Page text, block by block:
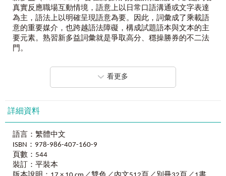
隨單字重要性補充多益必考的慣用片語，背單字、同時學會
最實用的片語用法！
單字頻率──
收集各大英語測驗歷年考題、以電腦計算出題機率，再以星
英語教學經驗豐富的臺籍老師，聯手專業的外籍老師，打造
牛津大師路易斯老師指導帶領、國內語言書編輯數量最多，
最專業的編輯團隊。
最優質──
作者攜手編輯團隊結合彼此豐富的教學與教材編寫經驗，挑
第二類 專有名詞
公司員工及部門
公司業務、財務專有名詞
各式組織名稱及相關詞
電腦相關專有名詞
單位
連接用法片語
新多益常考片語
相同意思片語
真實反應職場互動情境，語意上以日常口語溝通或文字表達
為主，語法上以明確呈現語意為要。因此，詞彙成了乘載語
意的重要媒介，也跨越語法障礙，構成試題語本與文本的主
要元素。熟習新多益詞彙就是爭取高分、穩操勝券的不二法
門。
然而，要如何尋得這扇通往英語高峰的法門呢？以下是
（一）不論英語底子如何，直攻新多益核心詞彙：雖然
實掌握許多必然入題的詞彙。（二）每個核心單字都要能夠
礎，不會唸的字，就無法聽音辨義或長期記憶，也沒辦法成
為得分的助力。（三）瞭解單字的定義、專業知識、與相關
字的比較，達到掌握或預測語意的效果：例如annuity, bonus,
penalty, pension, subsidy, allowance等單字皆與金錢有關，但是
定義、專業知識各個不同，使用時機當然也不同。（四）從
看更多
詳細資料
語言：繁體中文
ISBN：978-986-407-160-9
頁數：544
裝訂：平裝本